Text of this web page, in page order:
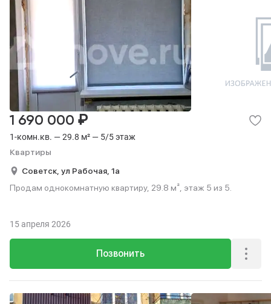
1-комн.кв. — 29.8 м² — 5/5 этаж
Квартиры
1 690 000 ₽
Советск, ул Рабочая, 1а
Продам однокомнатную квартиру, 29.8 м², этаж 5 из 5.
Позвонить
15 апреля 2026